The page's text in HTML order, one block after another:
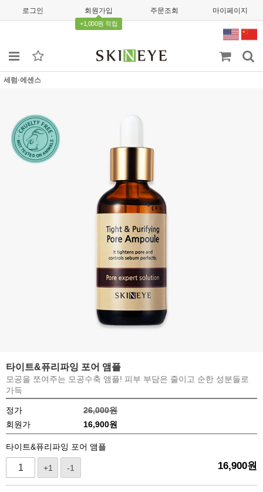
로그인 회원가입
+1,000원 적립
주문조회 마이페이지
세럼·에센스
타이트&퓨리파잉 포어 앰플
모공을 쪼여주는 모공수축 앰플! 피부 부담은 줄이고 순한 성분들로
가득
정가
26,000원
회원가
16,900원
타이트&퓨리파잉 포어 앰플
+1 -1 16,900원